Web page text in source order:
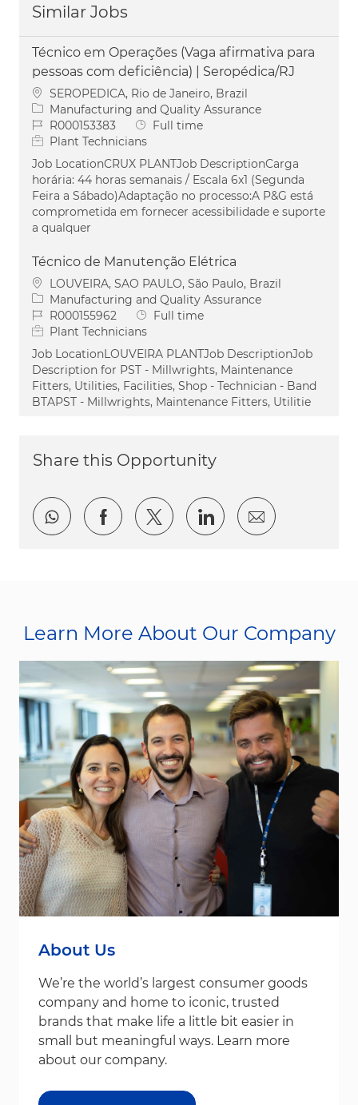
Similar Jobs
Técnico em Operações (Vaga afirmativa para
pessoas com deficiência) | Seropédica/RJ
Location
SEROPEDICA, Rio de Janeiro, Brazil
Category
Manufacturing and Quality Assurance
Job IdR000153383 Job Type
Full time
Plant Technicians
Job LocationCRUX PLANTJob DescriptionCarga
horária: 44 horas semanais / Escala 6x1 (Segunda
Feira a Sábado)Adaptação no processo:A P&G está
comprometida em fornecer acessibilidade e suporte
a qualquer
Técnico de Manutenção Elétrica
Location
LOUVEIRA, SAO PAULO, São Paulo, Brazil
Category
Manufacturing and Quality Assurance
Job IdR000155962 Job Type
Full time
Plant Technicians
Job LocationLOUVEIRA PLANTJob DescriptionJob
Description for PST - Millwrights, Maintenance
Fitters, Utilities, Facilities, Shop - Technician - Band
BTAPST - Millwrights, Maintenance Fitters, Utilitie
Share this Opportunity
Share via whatsapp
Share via Facebook
Share via twitter
Share viaShare via
Learn More About Our Company
About Us
We’re the world’s largest consumer goods
company and home to iconic, trusted
brands that make life a little bit easier in
small but meaningful ways. Learn more
about our company.